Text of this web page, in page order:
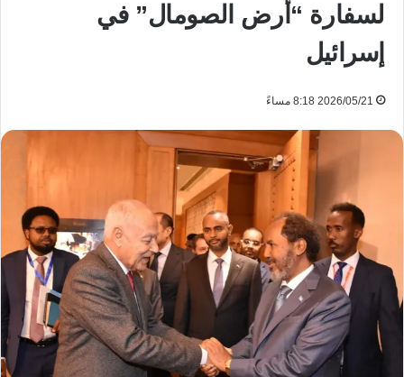
لسفارة “أرض الصومال” في
إسرائيل
2026/05/21 8:18 مساءً